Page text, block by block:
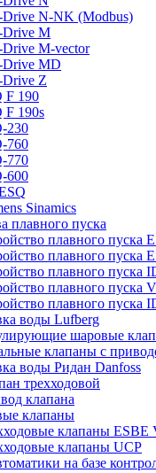
N-NK (Modbus)
Drive M
M-vector
MD
Z
F 190
F 190s
230
760
770
600
Sinamics
плавного пуска
плавного пуска
плавного пуска
плавного пуска
плавного пуска
плавного пуска
воды Lufberg
шаровые
клапаны с
воды Ридан Danfoss
трехходовой
клапана
клапаны
клапаны ESBE
клапаны UCP
на базе